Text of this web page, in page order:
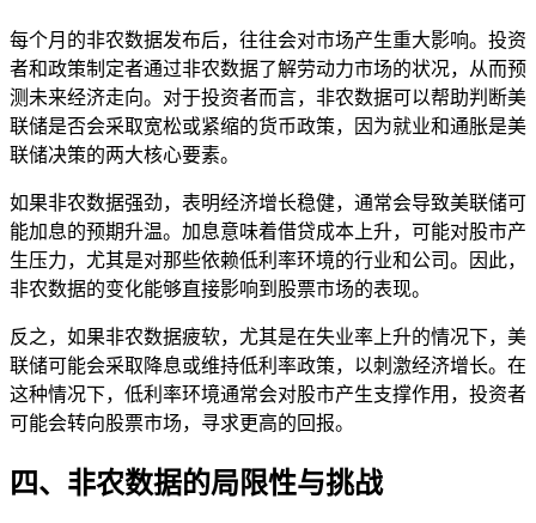
每个月的非农数据发布后，往往会对市场产生重大影响。投资
者和政策制定者通过非农数据了解劳动力市场的状况，从而预
测未来经济走向。对于投资者而言，非农数据可以帮助判断美
联储是否会采取宽松或紧缩的货币政策，因为就业和通胀是美
联储决策的两大核心要素。
如果非农数据强劲，表明经济增长稳健，通常会导致美联储可
能加息的预期升温。加息意味着借贷成本上升，可能对股市产
生压力，尤其是对那些依赖低利率环境的行业和公司。因此，
非农数据的变化能够直接影响到股票市场的表现。
反之，如果非农数据疲软，尤其是在失业率上升的情况下，美
联储可能会采取降息或维持低利率政策，以刺激经济增长。在
这种情况下，低利率环境通常会对股市产生支撑作用，投资者
可能会转向股票市场，寻求更高的回报。
四、非农数据的局限性与挑战